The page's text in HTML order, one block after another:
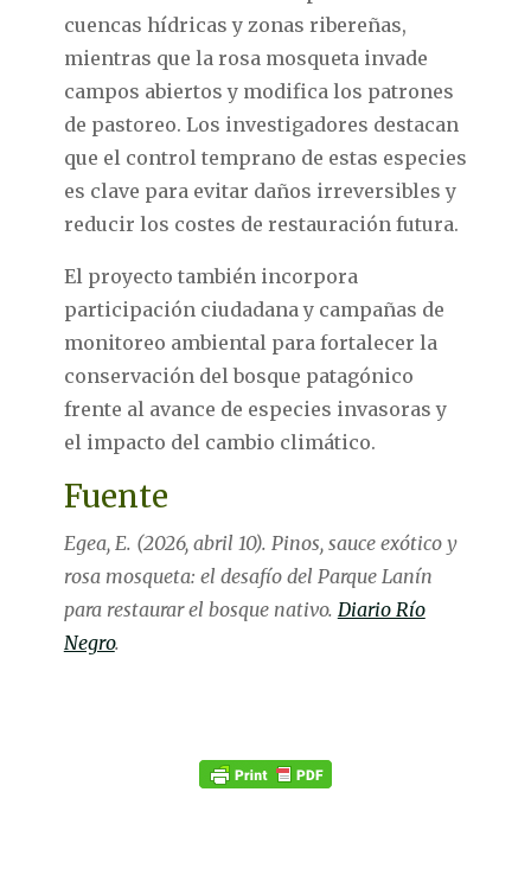
cuencas hídricas y zonas ribereñas,
mientras que la rosa mosqueta invade
campos abiertos y modifica los patrones
de pastoreo. Los investigadores destacan
que el control temprano de estas especies
es clave para evitar daños irreversibles y
reducir los costes de restauración futura.
El proyecto también incorpora
participación ciudadana y campañas de
monitoreo ambiental para fortalecer la
conservación del bosque patagónico
frente al avance de especies invasoras y
el impacto del cambio climático.
Fuente
Egea, E. (2026, abril 10). Pinos, sauce exótico y
rosa mosqueta: el desafío del Parque Lanín
para restaurar el bosque nativo. Diario Río
Negro.